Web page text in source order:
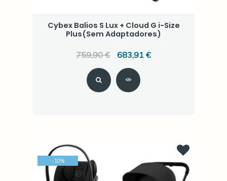
Cybex Balios S Lux + Cloud G i-Size
Plus(Sem Adaptadores)
759,90 € 683,91 €
-10%